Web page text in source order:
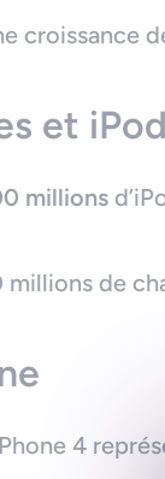
croissance
et iPod
millions
millions de
4